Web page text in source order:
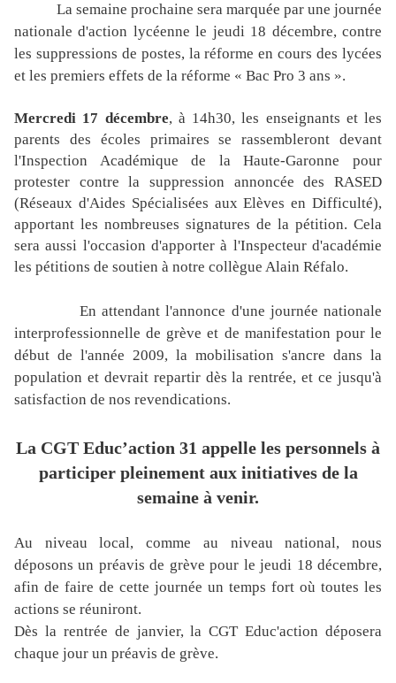
La semaine prochaine sera marquée par une journée
nationale d'action lycéenne le jeudi 18 décembre, contre
les suppressions de postes, la réforme en cours des lycées
et les premiers effets de la réforme « Bac Pro 3 ans ».
Mercredi 17 décembre, à 14h30, les enseignants et les
parents des écoles primaires se rassembleront devant
l'Inspection Académique de la Haute-Garonne pour
protester contre la suppression annoncée des RASED
(Réseaux d'Aides Spécialisées aux Elèves en Difficulté),
apportant les nombreuses signatures de la pétition. Cela
sera aussi l'occasion d'apporter à l'Inspecteur d'académie
les pétitions de soutien à notre collègue Alain Réfalo.
En attendant l'annonce d'une journée nationale
interprofessionnelle de grève et de manifestation pour le
début de l'année 2009, la mobilisation s'ancre dans la
population et devrait repartir dès la rentrée, et ce jusqu'à
satisfaction de nos revendications.
La CGT Educ’action 31 appelle les personnels à
participer pleinement aux initiatives de la
semaine à venir.
Au niveau local, comme au niveau national, nous
déposons un préavis de grève pour le jeudi 18 décembre,
afin de faire de cette journée un temps fort où toutes les
actions se réuniront.
Dès la rentrée de janvier, la CGT Educ'action déposera
chaque jour un préavis de grève.